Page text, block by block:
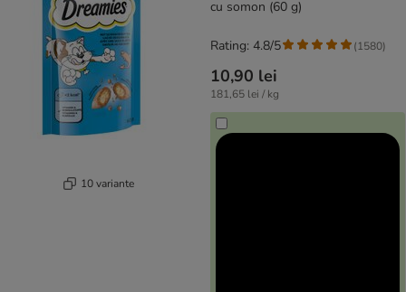
10 variante
cu somon (60 g)
10,90 lei
181,65 lei / kg
Rating: 4.8/5 (1580)